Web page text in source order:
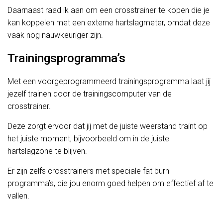
Daarnaast raad ik aan om een crosstrainer te kopen die je
kan koppelen met een externe hartslagmeter, omdat deze
vaak nog nauwkeuriger zijn.
Trainingsprogramma’s
Met een voorgeprogrammeerd trainingsprogramma laat jij
jezelf trainen door de trainingscomputer van de
crosstrainer.
Deze zorgt ervoor dat jij met de juiste weerstand traint op
het juiste moment, bijvoorbeeld om in de juiste
hartslagzone te blijven.
Er zijn zelfs crosstrainers met speciale fat burn
programma’s, die jou enorm goed helpen om effectief af te
vallen.